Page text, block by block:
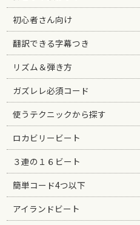
初心者さん向け
翻訳できる字幕つき
リズム＆弾き方
ガズレレ必須コード
使うテクニックから探す
ロカビリービート
３連の１６ビート
簡単コード4つ以下
アイランドビート